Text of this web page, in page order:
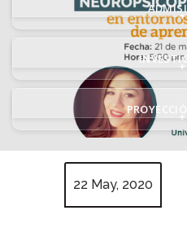
+
+
+
22 May, 2020